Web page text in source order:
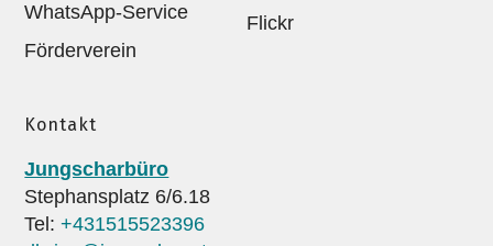
WhatsApp-Service
Förderverein
Flickr
Kontakt
Jungscharbüro
Stephansplatz 6/6.18
Tel:+431515523396